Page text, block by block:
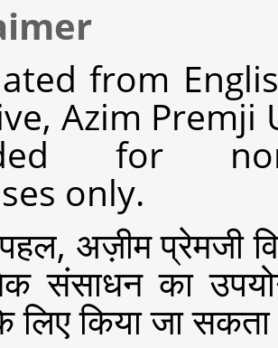
from
Azim Premji
for non-
only.
अज़ीम प्रेमजी
संसाधन का
लिए किया जा